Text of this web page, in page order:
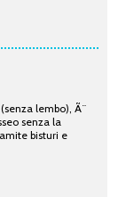
lembo), Ã¨
senza la
bisturi e